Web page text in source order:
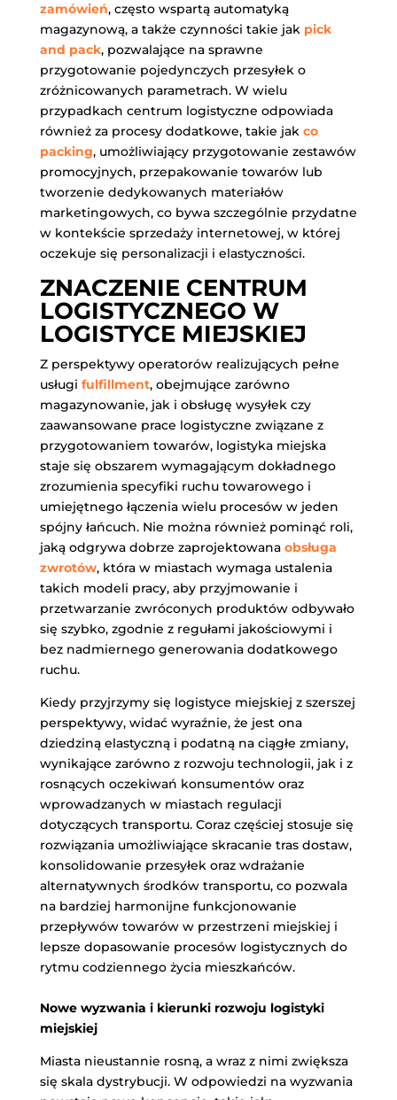
zamówień, często wspartą automatyką
magazynową, a także czynności takie jak pick
and pack, pozwalające na sprawne
przygotowanie pojedynczych przesyłek o
zróżnicowanych parametrach. W wielu
przypadkach centrum logistyczne odpowiada
również za procesy dodatkowe, takie jak co
packing, umożliwiający przygotowanie zestawów
promocyjnych, przepakowanie towarów lub
tworzenie dedykowanych materiałów
marketingowych, co bywa szczególnie przydatne
w kontekście sprzedaży internetowej, w której
oczekuje się personalizacji i elastyczności.
ZNACZENIE CENTRUM
LOGISTYCZNEGO W
LOGISTYCE MIEJSKIEJ
Z perspektywy operatorów realizujących pełne
usługi fulfillment, obejmujące zarówno
magazynowanie, jak i obsługę wysyłek czy
zaawansowane prace logistyczne związane z
przygotowaniem towarów, logistyka miejska
staje się obszarem wymagającym dokładnego
zrozumienia specyfiki ruchu towarowego i
umiejętnego łączenia wielu procesów w jeden
spójny łańcuch. Nie można również pominąć roli,
jaką odgrywa dobrze zaprojektowana obsługa
zwrotów, która w miastach wymaga ustalenia
takich modeli pracy, aby przyjmowanie i
przetwarzanie zwróconych produktów odbywało
się szybko, zgodnie z regułami jakościowymi i
bez nadmiernego generowania dodatkowego
ruchu.
Kiedy przyjrzymy się logistyce miejskiej z szerszej
perspektywy, widać wyraźnie, że jest ona
dziedziną elastyczną i podatną na ciągłe zmiany,
wynikające zarówno z rozwoju technologii, jak i z
rosnących oczekiwań konsumentów oraz
wprowadzanych w miastach regulacji
dotyczących transportu. Coraz częściej stosuje się
rozwiązania umożliwiające skracanie tras dostaw,
konsolidowanie przesyłek oraz wdrażanie
alternatywnych środków transportu, co pozwala
na bardziej harmonijne funkcjonowanie
przepływów towarów w przestrzeni miejskiej i
lepsze dopasowanie procesów logistycznych do
rytmu codziennego życia mieszkańców.
Nowe wyzwania i kierunki rozwoju logistyki
miejskiej
Miasta nieustannie rosną, a wraz z nimi zwiększa
się skala dystrybucji. W odpowiedzi na wyzwania